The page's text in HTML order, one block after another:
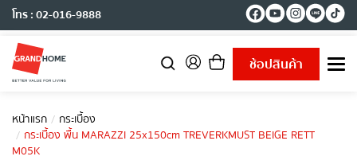
โทร : 02-016-9888
ช้อปสินค้า
T
หน้าแรก
กระเบื้อง
กระเบื้อง พื้น MARAZZI 25x150cm TREVERKMUST BEIGE RETT
M05K